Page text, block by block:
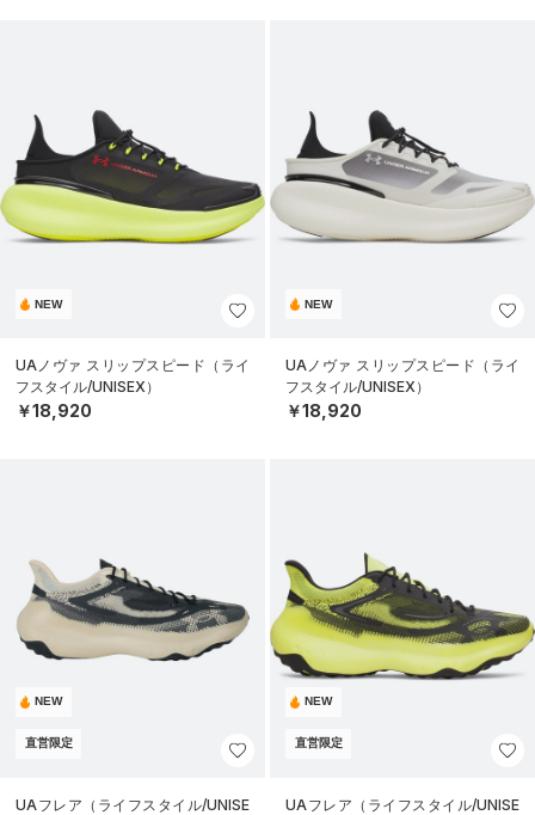
NEW
UAノヴァ スリップスピード（ライ
フスタイル/UNISEX）
￥18,920
NEW
UAノヴァ スリップスピード（ライ
フスタイル/UNISEX）
￥18,920
NEW
直営限定
UAフレア（ライフスタイル/UNISE
NEW
直営限定
UAフレア（ライフスタイル/UNISE